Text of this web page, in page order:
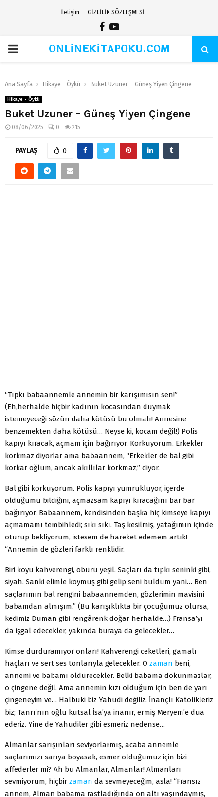
İletişim GİZLİLİK SÖZLEŞMESİ
Facebook
Youtube
PRIMARYONLİNEKİTAPOKU.COM
Ana Sayfa Hikaye - Öykü Buket Uzuner – Güneş Yiyen Çingene
Hikaye - Öykü
Buket Uzuner – Güneş Yiyen Çingene
08/06/2025 0 215
PAYLAŞ 0
“Tıpkı babaannemle annemin bir karışımısın sen!”
(Eh,herhalde hiçbir kadının kocasından duymak
istemeyeceği sözün daha kötüsü bu olmalı! Annesine
benzemekten daha kötüsü… Neyse ki, kocam değil!) Polis
kapıyı kıracak, açmam için bağırıyor. Korkuyorum. Erkekler
korkmaz diyorlar ama babaannem, “Erkekler de bal gibi
korkar oğlum, ancak akıllılar korkmaz,” diyor.
Bal gibi korkuyorum. Polis kapıyı yumrukluyor, içerde
olduğumu bildiğini, açmazsam kapıyı kıracağını bar bar
bağırıyor. Babaannem, kendisinden başka hiç kimseye kapıyı
açmamamı tembihledi; sıkı sıkı. Taş kesilmiş, yatağımın içinde
oturup bekliyorum, istesem de hareket edemem artık!
“Annemin de gözleri farklı renklidir.
Biri koyu kahverengi, öbürü yeşil. Saçları da tıpkı seninki gibi,
siyah. Sanki elimle koymuş gibi gelip seni buldum yani… Ben
saçlarımın bal rengini babaannemden, gözlerimin mavisini
babamdan almışım.” (Bu karışıklıkta bir çocuğumuz olursa,
kedimiz Duman gibi rengârenk doğar herhalde…) Fransa’yı
da işgal edecekler, yakında buraya da gelecekler…
Kimse durduramıyor onları! Kahverengi ceketleri, gamalı
haçları ve sert ses tonlarıyla gelecekler. O zaman beni,
annemi ve babamı öldürecekler. Belki babama dokunmazlar,
o çingene değil. Ama annemin kızı olduğum için ben de yarı
çingeneyim ve… Halbuki biz Yahudi değiliz. İnançlı Katolikleriz
biz; Tanrı’nın oğlu kutsal İsa’ya inanır, ermiş Meryem’e dua
ederiz. Yine de Yahudiler gibi esmeriz nedense…
Almanlar sarışınları seviyorlarmış, acaba annemle
saçlarımızı sarıya boyasak, esmer olduğumuz için bizi
affederler mi? Ah bu Almanlar, Almanlar! Almanları
sevmiyorum, hiçbir zaman da sevmeyeceğim, asla! “Fransız
annem, Alman babama rastladığında on altı yaşındaymış,